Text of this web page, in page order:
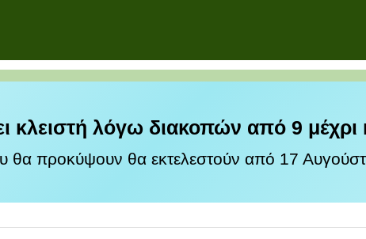
κλειστή λόγω διακοπών από 9
θα προκύψουν θα εκτελεστούν από 17